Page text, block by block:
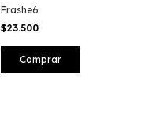
Frashe6
$23.500
Comprar